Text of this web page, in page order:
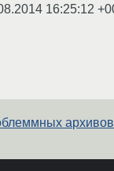
16:25:12
архивов